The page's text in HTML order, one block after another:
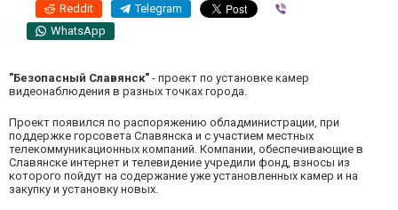
Reddit Telegram
WhatsApp
"Безопасный Славянск" - проект по установке камер
видеонаблюдения в разных точках города.
Проект появился по распоряжению обладминистрации, при
поддержке горсовета Славянска и с участием местных
телекоммуникационных компаний. Компании, обеспечивающие в
Славянске интернет и телевидение учредили фонд, взносы из
которого пойдут на содержание уже установленных камер и на
закупку и установку новых.